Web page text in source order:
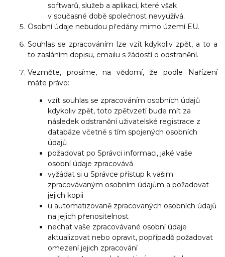
softwarů, služeb a aplikací, které však
v současné době společnost nevyužívá.
Osobní údaje nebudou předány mimo území EU.
Souhlas se zpracováním lze vzít kdykoliv zpět, a to a
to zasláním dopisu, emailu s žádostí o odstranění.
Vezměte, prosíme, na vědomí, že podle Nařízení
máte právo:
vzít souhlas se zpracováním osobních údajů
kdykoliv zpět, toto zpětvzetí bude mít za
následek odstranění uživatelské registrace z
databáze včetně s tím spojených osobních
údajů
požadovat po Správci informaci, jaké vaše
osobní údaje zpracovává
vyžádat si u Správce přístup k vašim
zpracovávaným osobním údajům a požadovat
jejich kopii
u automatizovaně zpracovaných osobních údajů
na jejich přenositelnost
nechat vaše zpracovávané osobní údaje
aktualizovat nebo opravit, popřípadě požadovat
omezení jejich zpracování